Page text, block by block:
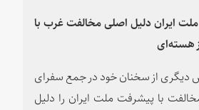
ایران دلیل اصلی مخالفت غرب با
هسته‌ای
از سخنان خود در جمع سفرای
با پیشرفت ملت ایران را دلیل